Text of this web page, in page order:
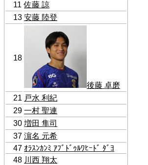
11 佐藤 諒
13 安藤 陸登
18
後藤 卓磨
21 戸水 利紀
29 一村 聖連
30 増田 隼司
37 濵名 元希
47 ｵﾗｽﾝｶﾝﾐ ｱﾌﾞﾄﾞｩﾙﾜﾋｰﾄﾞ ﾀﾞﾖ
48 川西 翔太